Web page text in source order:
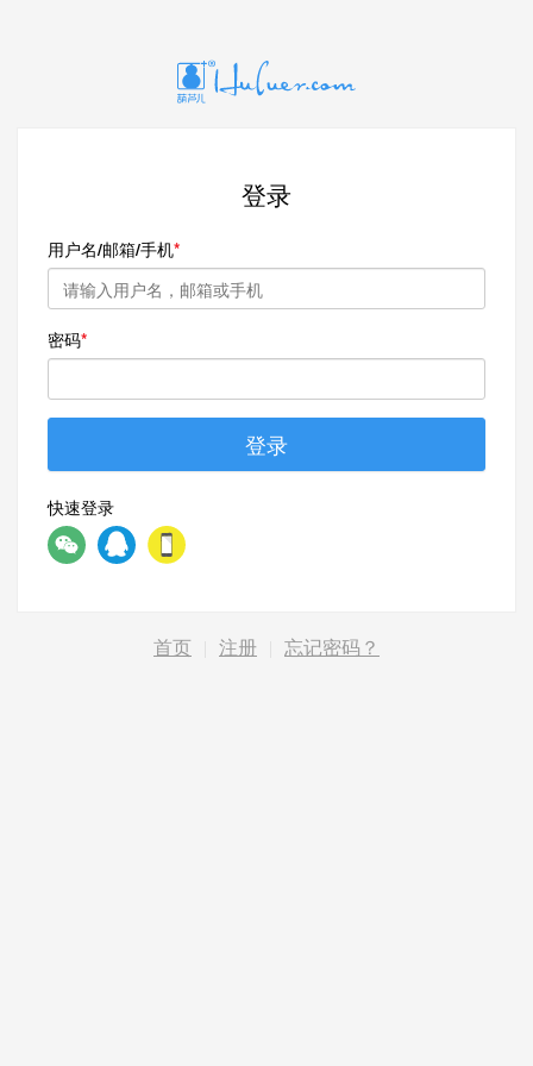
登录
用户名/邮箱/手机
密码
登录
快速登录
首页 注册 忘记密码？